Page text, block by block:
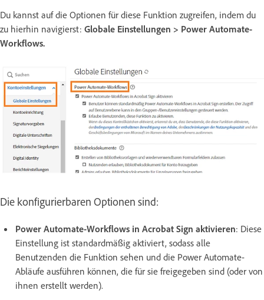
Du kannst auf die Optionen für diese Funktion zugreifen, indem du
zu hierhin navigierst: Globale Einstellungen > Power Automate-
Workflows.
Die konfigurierbaren Optionen sind:
Power Automate-Workflows in Acrobat Sign aktivieren: Diese
Einstellung ist standardmäßig aktiviert, sodass alle
Benutzenden die Funktion sehen und die Power Automate-
Abläufe ausführen können, die für sie freigegeben sind (oder von
ihnen erstellt werden).